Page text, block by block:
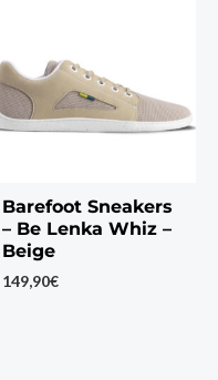
Barefoot Sneakers
– Be Lenka Whiz –
Beige
149,90€